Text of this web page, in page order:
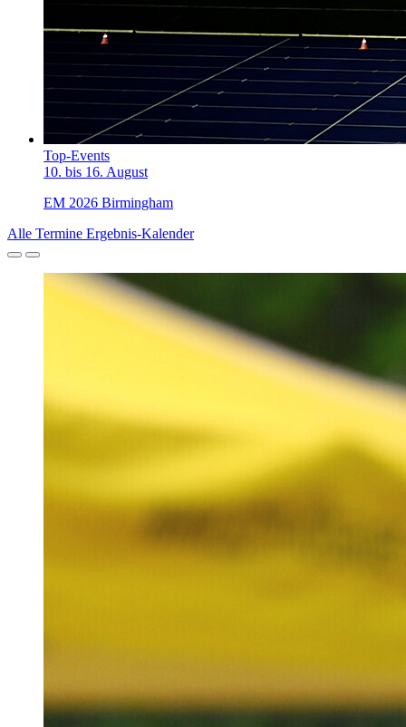
Top-Events
10. bis 16. August
EM 2026 Birmingham
Alle Termine Ergebnis-Kalender